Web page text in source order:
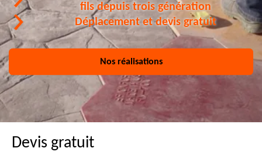
fils depuis trois génération
Déplacement et devis gratuit
Nos réalisations
Devis gratuit